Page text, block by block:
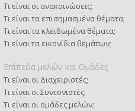
Τι είναι οι ανακοινώσεις;
Τι είναι τα επισημασμένα θέματα;
Τι είναι τα κλειδωμένα θέματα;
Τι είναι τα εικονίδια θεμάτων;
Επίπεδα μελών και Ομάδες
Τι είναι οι Διαχειριστές;
Τι είναι οι Συντονιστές;
Τι είναι οι ομάδες μελών;